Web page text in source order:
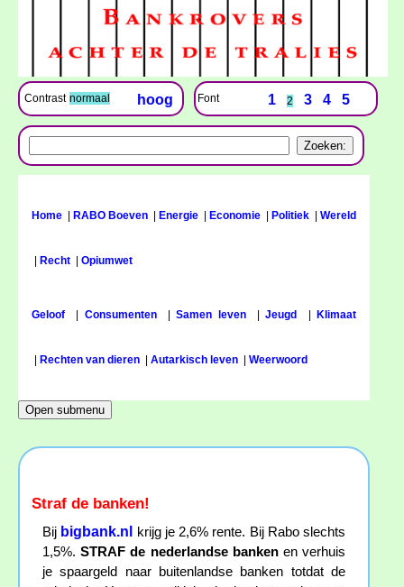
Contrast normaal hoog Font 1 2 3 4 5
Home RABO Boeven Energie Economie Politiek Wereld
Recht Opiumwet
Geloof Consumenten|Samen leven|Jeugd Klimaat
Rechten van dieren Autarkisch leven Weerwoord
Straf de banken!
Bij bigbank.nl
krijg je 2,6% rente. Bij Rabo slechts
1,5%.STRAF de nederlandse bankenen verhuis
je spaargeld naar buitenlandse banken totdat de